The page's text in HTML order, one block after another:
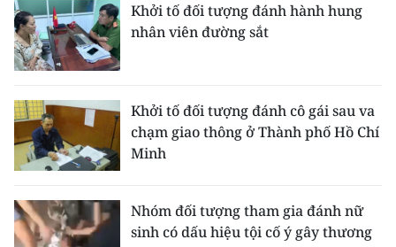
Media Giáo dục
Media Y tế
Media Môi trường
Ảnh
Infographic
Khởi tố đối tượng đánh hành hung
nhân viên đường sắt
Khởi tố đối tượng đánh cô gái sau va
chạm giao thông ở Thành phố Hồ Chí
Minh
Nhóm đối tượng tham gia đánh nữ
sinh có dấu hiệu tội cố ý gây thương